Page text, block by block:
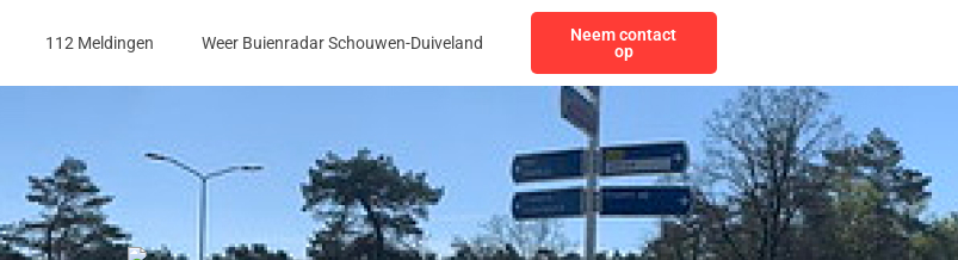
112 Meldingen Weer Buienradar Schouwen-Duiveland
Neem contact
op